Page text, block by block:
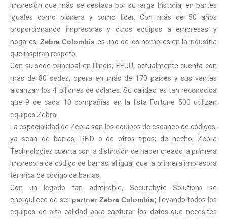
impresión que más se destaca por su larga historia, en partes
iguales como pionera y como líder. Con más de 50 años
proporcionando impresoras y otros equipos a empresas y
hogares, Zebra Colombia es uno de los nombres en la industria
que inspiran respeto.
Con su sede principal en Illinois, EEUU, actualmente cuenta con
más de 80 sedes, opera en más de 170 países y sus ventas
alcanzan los 4 billones de dólares. Su calidad es tan reconocida
que 9 de cada 10 compañías en la lista Fortune 500 utilizan
equipos Zebra.
La especialidad de Zebra son los equipos de escaneo de códigos,
ya sean de barras, RFID o de otros tipos; de hecho, Zebra
Technologies cuenta con la distinción de haber creado la primera
impresora de código de barras, al igual que la primera impresora
térmica de código de barras.
Con un legado tan admirable, Securebyte Solutions se
enorgullece de ser partner Zebra Colombia; llevando todos los
equipos de alta calidad para capturar los datos que necesites